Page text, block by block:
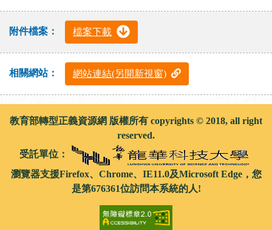
附件檔案： 檔案下載
相關網站： 網站連結(另開新視窗)
教育部轉型正義資源網 版權所有 copyrights © 2018, all right
reserved.
受託單位：
瀏覽器支援Firefox、Chrome、IE11.0及Microsoft Edge，您
是第676361位訪問本系統的人!